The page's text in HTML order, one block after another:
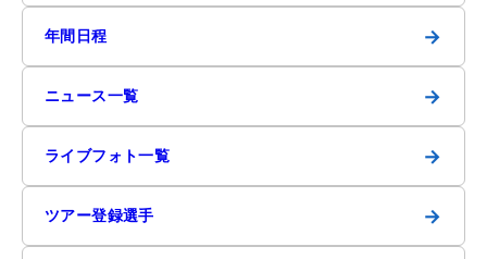
年間日程 →
ニュース一覧 →
ライブフォト一覧 →
ツアー登録選手 →